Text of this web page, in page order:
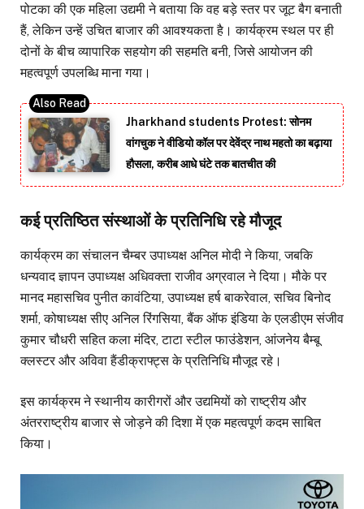
पोटका की एक महिला उद्यमी ने बताया कि वह बड़े स्तर पर जूट बैग बनाती
हैं, लेकिन उन्हें उचित बाजार की आवश्यकता है। कार्यक्रम स्थल पर ही
दोनों के बीच व्यापारिक सहयोग की सहमति बनी, जिसे आयोजन की
महत्वपूर्ण उपलब्धि माना गया।
Jharkhand students Protest: सोनम
वांगचुक ने वीडियो कॉल पर देवेंद्र नाथ महतो का बढ़ाया
हौसला, करीब आधे घंटे तक बातचीत की
कई प्रतिष्ठित संस्थाओं के प्रतिनिधि रहे मौजूद
कार्यक्रम का संचालन चैम्बर उपाध्यक्ष अनिल मोदी ने किया, जबकि
धन्यवाद ज्ञापन उपाध्यक्ष अधिवक्ता राजीव अग्रवाल ने दिया। मौके पर
मानद महासचिव पुनीत कावंटिया, उपाध्यक्ष हर्ष बाकरेवाल, सचिव बिनोद
शर्मा, कोषाध्यक्ष सीए अनिल रिंगसिया, बैंक ऑफ इंडिया के एलडीएम संजीव
कुमार चौधरी सहित कला मंदिर, टाटा स्टील फाउंडेशन, आंजनेय बैम्बू
क्लस्टर और अविवा हैंडीक्राफ्ट्स के प्रतिनिधि मौजूद रहे।
इस कार्यक्रम ने स्थानीय कारीगरों और उद्यमियों को राष्ट्रीय और
अंतरराष्ट्रीय बाजार से जोड़ने की दिशा में एक महत्वपूर्ण कदम साबित
किया।